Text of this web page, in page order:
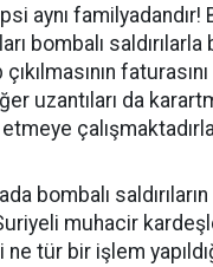
aynı familyadandır!
bombalı
çıkılmasının
uzantıları da
bombalı
muhacir
tür bir işlem